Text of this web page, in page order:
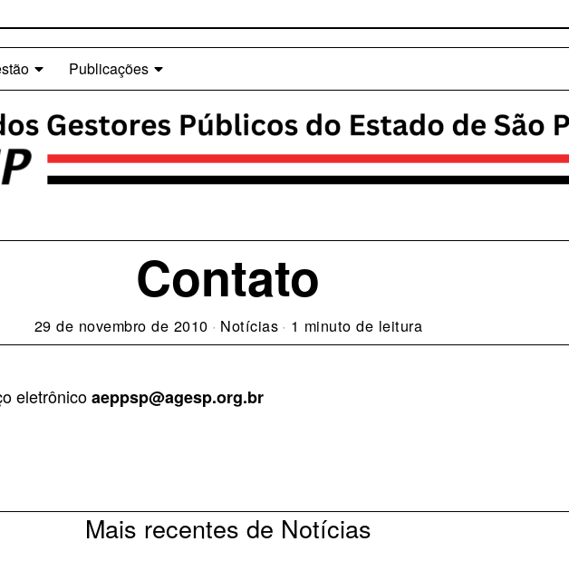
Publicações
Contato
29 de novembro de 2010 Notícias 1 minuto de leitura
eletrônicoaeppsp@agesp.org.br
Mais recentes de Notícias